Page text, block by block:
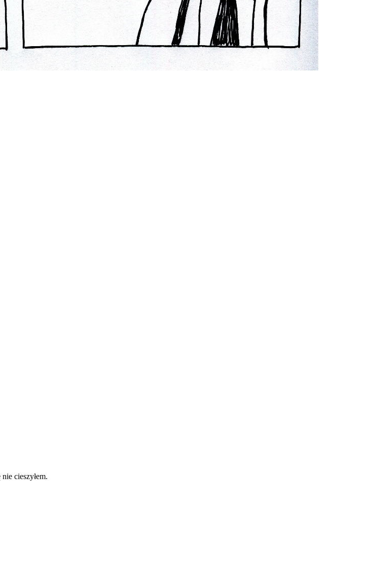
cieszyłem.